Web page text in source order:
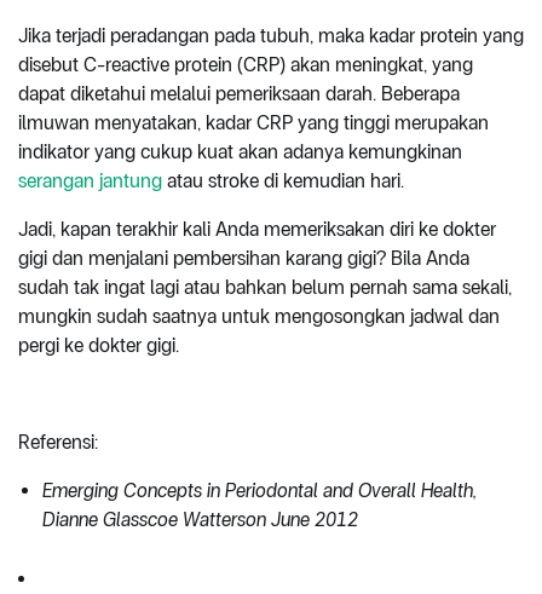
Jika terjadi peradangan pada tubuh, maka kadar protein yang
disebut C-reactive protein (CRP) akan meningkat, yang
dapat diketahui melalui pemeriksaan darah. Beberapa
ilmuwan menyatakan, kadar CRP yang tinggi merupakan
indikator yang cukup kuat akan adanya kemungkinan
serangan jantung atau stroke di kemudian hari.
Jadi, kapan terakhir kali Anda memeriksakan diri ke dokter
gigi dan menjalani pembersihan karang gigi? Bila Anda
sudah tak ingat lagi atau bahkan belum pernah sama sekali,
mungkin sudah saatnya untuk mengosongkan jadwal dan
pergi ke dokter gigi.
Referensi:
Emerging Concepts in Periodontal and Overall Health,
Dianne Glasscoe Watterson June 2012